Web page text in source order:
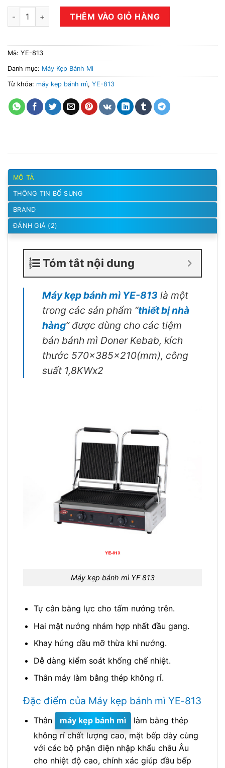
Máy kẹp bánh mì YE-813 số lượng
THÊM VÀO GIỎ HÀNG
Mã: YE-813
Danh mục: Máy Kẹp Bánh Mì
Từ khóa: máy kẹp bánh mì, YE-813
MÔ TẢ
THÔNG TIN BỔ SUNG
BRAND
ĐÁNH GIÁ (2)
Tóm tắt nội dung
Máy kẹp bánh mì YE-813 là một
trong các sản phẩm “thiết bị nhà
hàng” được dùng cho các tiệm
bán bánh mì Doner Kebab, kích
thước 570x385x210(mm), công
suất 1,8KWx2
Máy kẹp bánh mì YF 813
Tự cân bằng lực cho tấm nướng trên.
Hai mặt nướng nhám hợp nhất đầu gang.
Khay hứng dầu mỡ thừa khi nướng.
Dễ dàng kiểm soát khống chế nhiệt.
Thân máy làm bằng thép không rỉ.
Đặc điểm của Máy kẹp bánh mì YE-813
Thân máy kẹp bánh mì
làm bằng thép
không rỉ chất lượng cao, mặt bếp dày cùng
với các bộ phận điện nhập khẩu châu Âu
cho nhiệt độ cao, chính xác giúp đầu bếp